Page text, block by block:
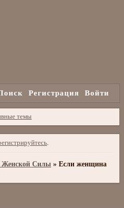
Регистрация Войти
темы
Женской Силы »Если женщина